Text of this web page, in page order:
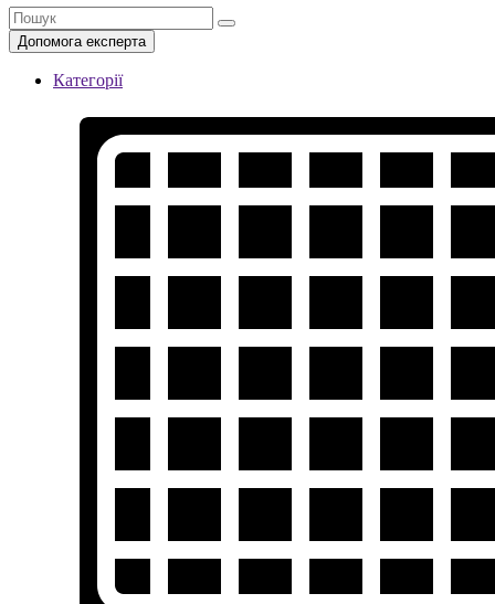
Допомога експерта
Категорії